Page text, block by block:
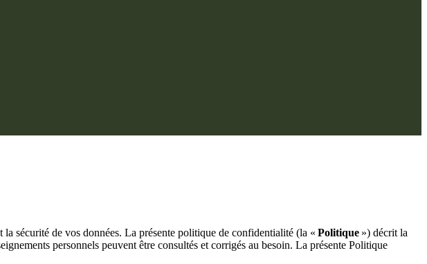
sécurité de vos données. La présente politique de confidentialité (la « Politique ») décrit la
personnels peuvent être consultés et corrigés au besoin. La présente Politique